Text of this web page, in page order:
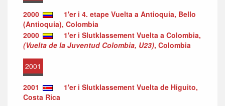
2000
1'er i 4. etape Vuelta a Antioquia, Bello
(Antioquia), Colombia
2000
1'er i Slutklassement Vuelta a Colombia,
(Vuelta de la Juventud Colombia, U23), Colombia
2001
2001
1'er i Slutklassement Vuelta de Higuito,
Costa Rica